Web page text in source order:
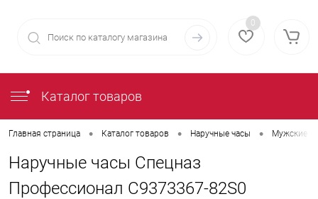
0
Каталог товаров
Главная страница • Каталог товаров • Наручные часы • Мужские
Наручные часы Спецназ
Профессионал С9373367-82S0